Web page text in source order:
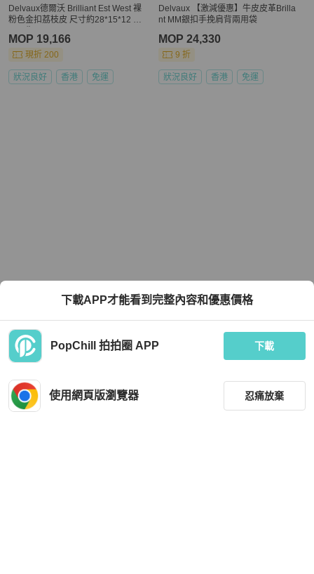
Delvaux德爾沃 Brilliant Est West 裸
粉色金扣荔枝皮 尺寸約28*15*12 鏡
MOP 19,166
現折 200
狀況良好 香港 免運
Delvaux 【激減優惠】牛皮皮革Brilla
nt MM銀扣手挽肩背兩用袋
MOP 24,330
9 折
狀況良好 香港 免運
下載APP才能看到完整內容和優惠價格
PopChill 拍拍圈 APP 下載
使用網頁版瀏覽器 忍痛放棄